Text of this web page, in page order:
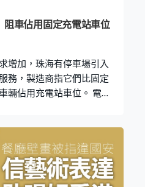
車佔用固定充電站車位
增加，珠海有停車場引入
務，製造商指它們比固定
輛佔用充電站車位。 電動
站車位，不過如果停車場
動車司機謝先生表示︰
尤其是大型地方，譬如長
別人去玩的時候我就這裏